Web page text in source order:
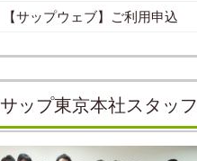
【サップウェブ】ご利用申込
サップ東京本社スタッフ